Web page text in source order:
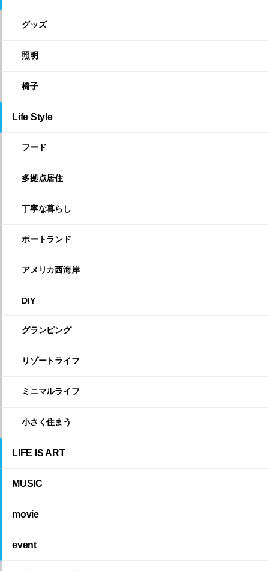
グッズ
照明
椅子
Life Style
フード
多拠点居住
丁寧な暮らし
ポートランド
アメリカ西海岸
DIY
グランピング
リゾートライフ
ミニマルライフ
小さく住まう
LIFE IS ART
MUSIC
movie
event